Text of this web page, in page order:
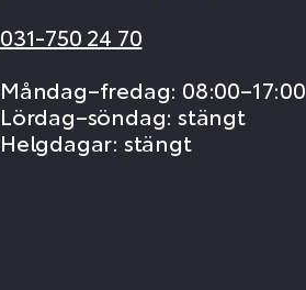
031-750 24 70
Måndag–fredag: 08:00–17:00
Lördag–söndag: stängt
Helgdagar: stängt